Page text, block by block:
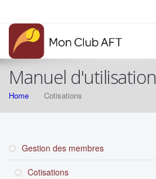
Manuel d'utilisation
Home Cotisations
Gestion des membres
Cotisations